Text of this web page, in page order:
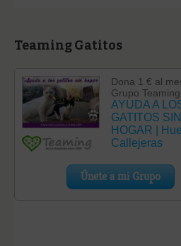
Teaming Gatitos